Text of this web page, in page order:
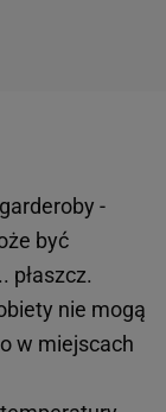
-
być
płaszcz.
nie mogą
w miejscach